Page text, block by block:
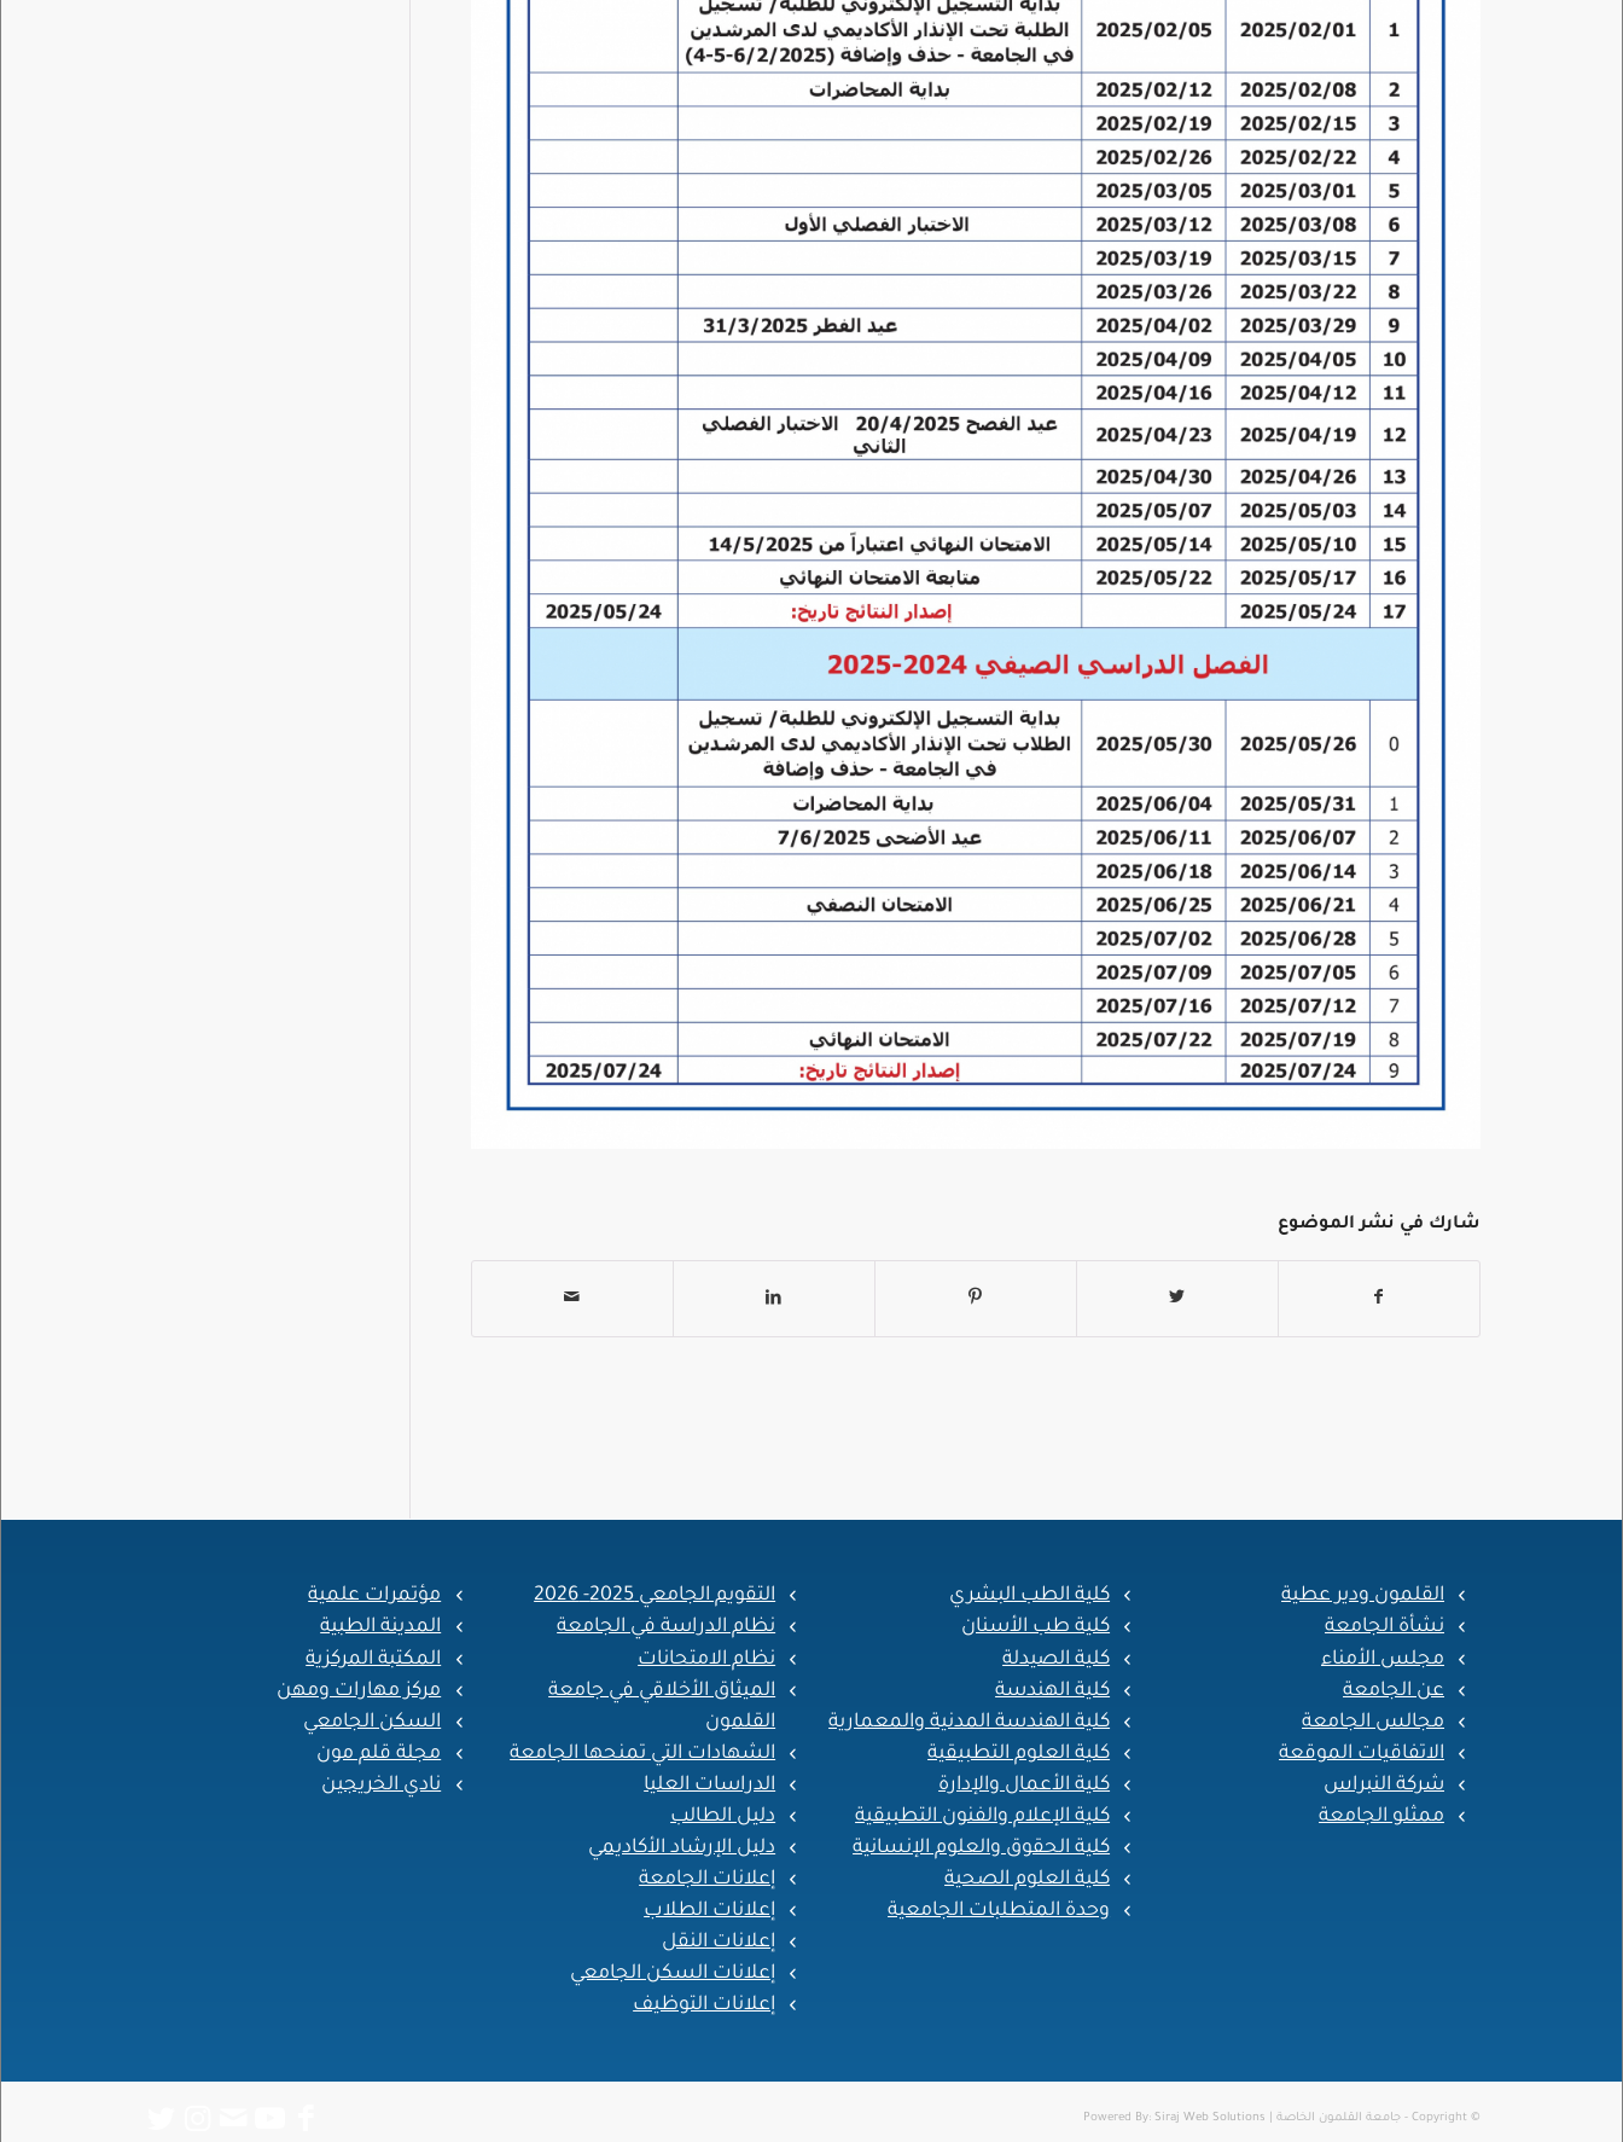
شارك في نشر الموضوع
القلمون ودير عطية
نشأة الجامعة
مجلس الأمناء
عن الجامعة
مجالس الجامعة
الاتفاقيات الموقعة
شركة النبراس
ممثلو الجامعة
كلية الطب البشري
كلية طب الأسنان
كلية الصيدلة
كلية الهندسة
كلية الهندسة المدنية والمعمارية
كلية العلوم التطبيقية
كلية الأعمال والإدارة
كلية الإعلام والفنون التطبيقية
كلية الحقوق والعلوم الإنسانية
كلية العلوم الصحية
وحدة المتطلبات الجامعية
التقويم الجامعي 2025- 2026
نظام الدراسة في الجامعة
نظام الامتحانات
الميثاق الأخلاقي في جامعة
القلمون
الشهادات التي تمنحها الجامعة
الدراسات العليا
دليل الطالب
دليل الإرشاد الأكاديمي
إعلانات الجامعة
إعلانات الطلاب
إعلانات النقل
إعلانات السكن الجامعي
إعلانات التوظيف
مؤتمرات علمية
المدينة الطبية
المكتبة المركزية
مركز مهارات ومهن
السكن الجامعي
مجلة قلم مون
نادي الخريجين
© Copyright - جامعة القلمون الخاصة | Powered By: Siraj Web Solutions